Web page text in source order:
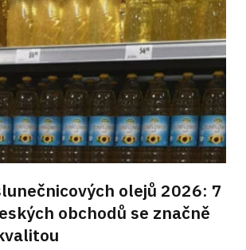
olejů 2026: 7
obchodů se značně